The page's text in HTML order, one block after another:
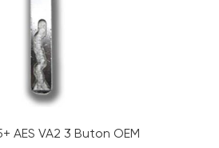
AES VA2 3 Buton OEM